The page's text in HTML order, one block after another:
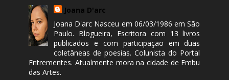
Joana D'arc
Joana D'arc Nasceu em 06/03/1986 em São
Paulo. Blogueira, Escritora com 13 livros
publicados e com participação em duas
coletâneas de poesias. Colunista do Portal
Entrementes. Atualmente mora na cidade de Embu
das Artes.